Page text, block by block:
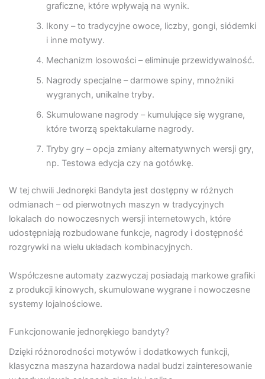
graficzne, które wpływają na wynik.
Ikony – to tradycyjne owoce, liczby, gongi, siódemki
i inne motywy.
Mechanizm losowości – eliminuje przewidywalność.
Nagrody specjalne – darmowe spiny, mnożniki
wygranych, unikalne tryby.
Skumulowane nagrody – kumulujące się wygrane,
które tworzą spektakularne nagrody.
Tryby gry – opcja zmiany alternatywnych wersji gry,
np. Testowa edycja czy na gotówkę.
W tej chwili Jednoręki Bandyta jest dostępny w różnych
odmianach – od pierwotnych maszyn w tradycyjnych
lokalach do nowoczesnych wersji internetowych, które
udostępniają rozbudowane funkcje, nagrody i dostępność
rozgrywki na wielu układach kombinacyjnych.
Współczesne automaty zazwyczaj posiadają markowe grafiki
z produkcji kinowych, skumulowane wygrane i nowoczesne
systemy lojalnościowe.
Funkcjonowanie jednorękiego bandyty?
Dzięki różnorodności motywów i dodatkowych funkcji,
klasyczna maszyna hazardowa nadal budzi zainteresowanie